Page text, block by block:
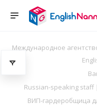
Международное
Russian-speaking
ВИП-гардеробщица